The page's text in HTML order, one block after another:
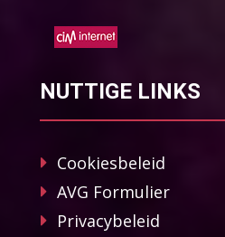
NUTTIGE LINKS
Cookiesbeleid
AVG Formulier
Privacybeleid